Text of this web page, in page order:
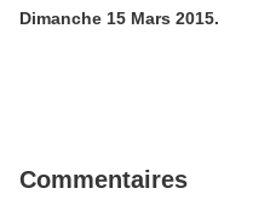
Dimanche 15 Mars 2015.
Commentaires